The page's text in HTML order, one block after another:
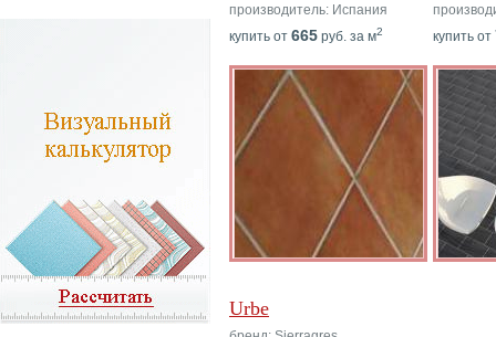
производитель: Испания
купить от 665 руб. за м2
купить от
Urbe